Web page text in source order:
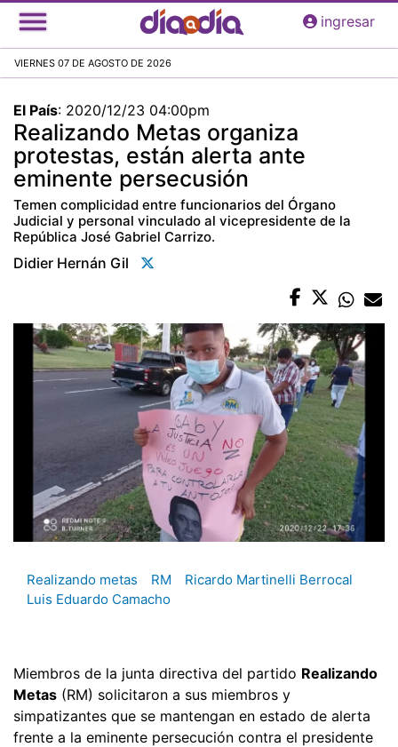
Pasar
al
principal
ingresar
VIERNES 07 DE AGOSTO DE 2026
El País: 2020/12/23 04:00pm
Realizando Metas organiza
protestas, están alerta ante
eminente persecusión
Temen complicidad entre funcionarios del Órgano
Judicial y personal vinculado al vicepresidente de la
República José Gabriel Carrizo.
Didier Hernán Gil
Realizando metas RM
Ricardo Martinelli Berrocal
Luis Eduardo Camacho
Miembros de la junta directiva del partido Realizando
Metas (RM) solicitaron a sus miembros y
simpatizantes que se mantengan en estado de alerta
frente a la eminente persecución contra el presidente